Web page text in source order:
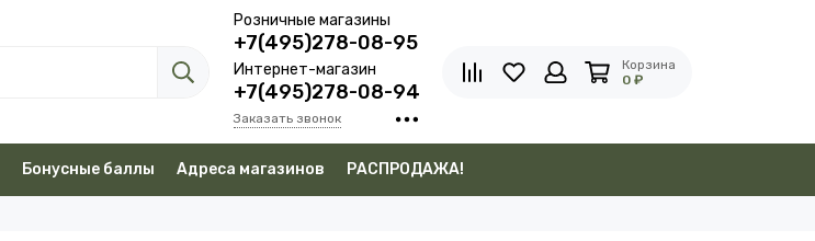
Розничные магазины
+7(495)278-08-95
Интернет-магазин
+7(495)278-08-94
Заказать звонок
Корзина
0 ₽
Бонусные баллы Адреса магазинов РАСПРОДАЖА!